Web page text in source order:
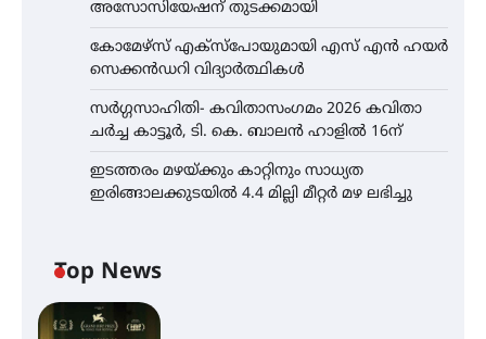
അസോസിയേഷന് തുടക്കമായി
കോമേഴ്സ് എക്സ്പോയുമായി എസ് എൻ ഹയർ
സെക്കൻഡറി വിദ്യാർത്ഥികൾ
സർഗ്ഗസാഹിതി- കവിതാസംഗമം 2026 കവിതാ
ചർച്ച കാട്ടൂർ, ടി. കെ. ബാലൻ ഹാളിൽ 16ന്
ഇടത്തരം മഴയ്ക്കും കാറ്റിനും സാധ്യത
ഇരിങ്ങാലക്കുടയിൽ 4.4 മില്ലി മീറ്റർ മഴ ലഭിച്ചു
Top News